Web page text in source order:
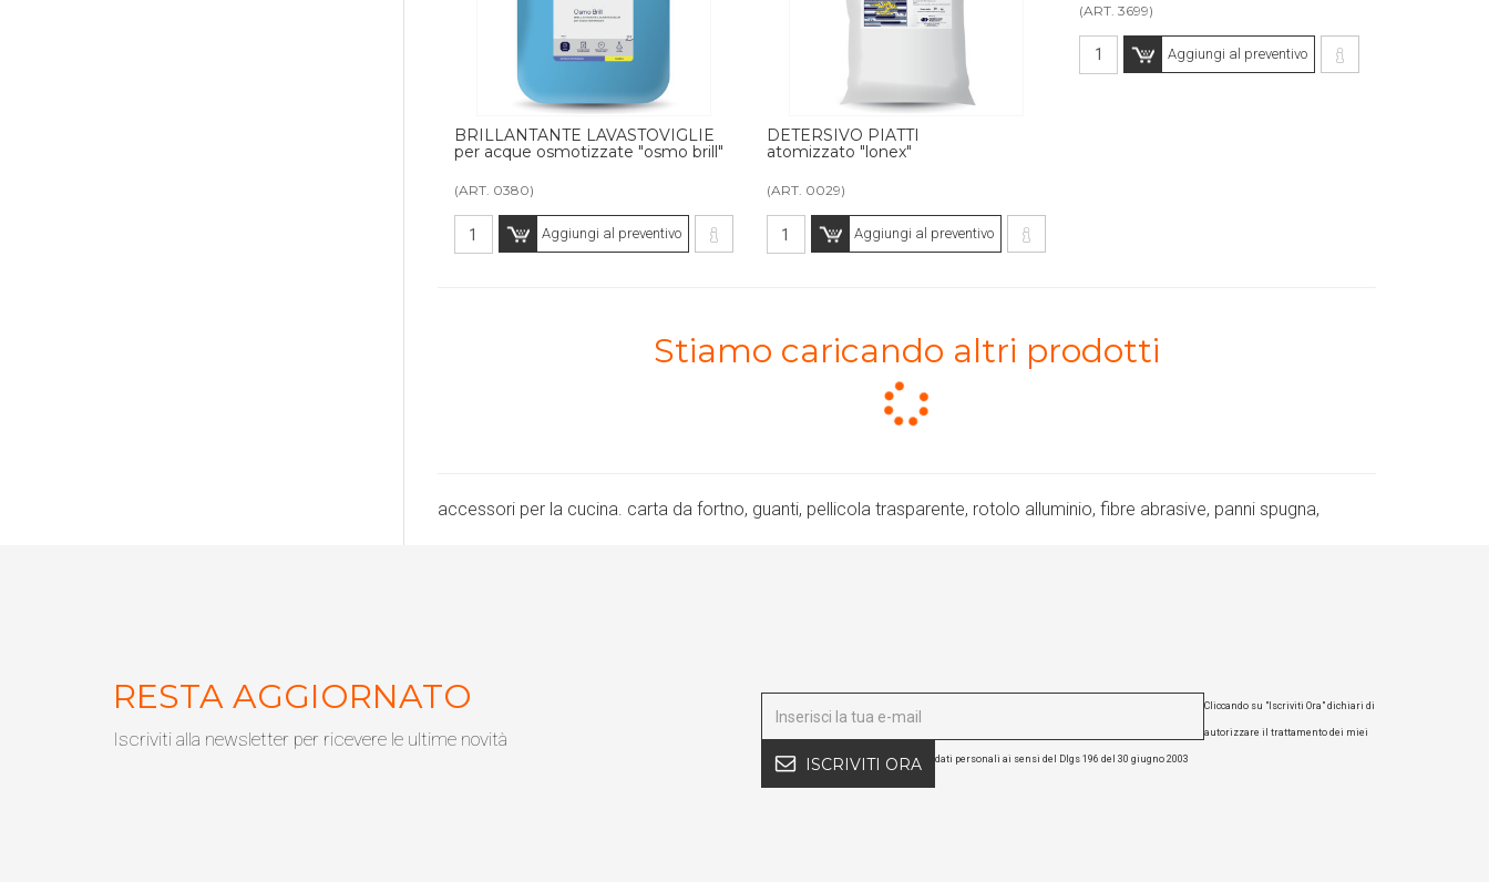
BRILLANTANTE LAVASTOVIGLIE
per acque osmotizzate "osmo brill"
(ART. 0380)
Aggiungi al preventivo
DETERSIVO PIATTI
atomizzato "lonex"
(ART. 0029)
Aggiungi al preventivo
(ART. 3699)
Aggiungi al preventivo
Stiamo caricando altri prodotti
accessori per la cucina. carta da fortno, guanti, pellicola trasparente, rotolo alluminio, fibre abrasive, panni spugna,
RESTA AGGIORNATO
Iscriviti alla newsletter per ricevere le ultime novità
ISCRIVITI ORA
Cliccando su "Iscriviti Ora" dichiari di
autorizzare il trattamento dei miei
dati personali ai sensi del Dlgs 196 del 30 giugno 2003